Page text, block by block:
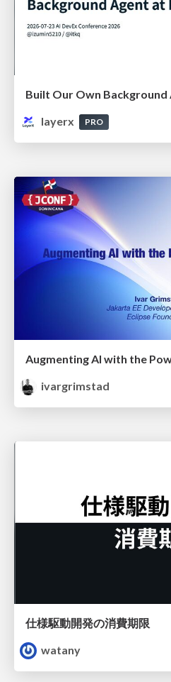
Built Our Own Background
layerx
PRO
Augmenting AI with the
ivargrimstad
仕様駆動開発の消費期限
watany